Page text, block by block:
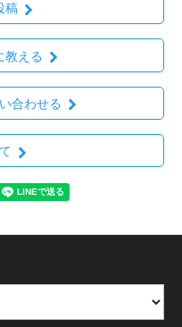
稿
教える
合わせる